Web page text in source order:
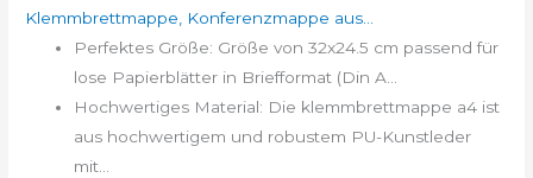
Klemmbrettmappe, Konferenzmappe aus...
Perfektes Größe: Größe von 32x24.5 cm passend für
lose Papierblätter in Briefformat (Din A...
Hochwertiges Material: Die klemmbrettmappe a4 ist
aus hochwertigem und robustem PU-Kunstleder
mit...